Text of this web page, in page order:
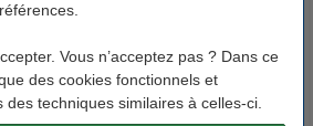
Vous n’acceptez pas ? Dans ce
des cookies fonctionnels et
techniques similaires à celles-ci.
toner usagé (d'origine)
19,50 € Inclus : 21% de TVA